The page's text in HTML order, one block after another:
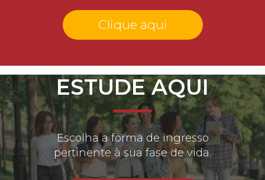
Clique aqui
ESTUDE AQUI
Escolha a forma de ingresso
pertinente à sua fase de vida.